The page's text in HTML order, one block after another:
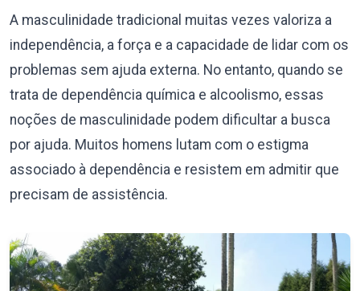
A masculinidade tradicional muitas vezes valoriza a
independência, a força e a capacidade de lidar com os
problemas sem ajuda externa. No entanto, quando se
trata de dependência química e alcoolismo, essas
noções de masculinidade podem dificultar a busca
por ajuda. Muitos homens lutam com o estigma
associado à dependência e resistem em admitir que
precisam de assistência.